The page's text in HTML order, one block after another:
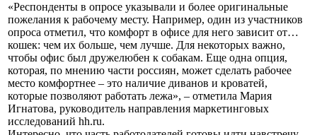
«Респонденты в опросе указывали и более оригинальные
пожелания к рабочему месту. Например, один из участников
опроса отметил, что комфорт в офисе для него зависит от…
кошек: чем их больше, чем лучше. Для некоторых важно,
чтобы офис был дружелюбен к собакам. Еще одна опция,
которая, по мнению части россиян, может сделать рабочее
место комфортнее – это наличие диванов и кроватей,
которые позволяют работать лежа», – отметила Мария
Игнатова, руководитель направления маркетинговых
исследований hh.ru.